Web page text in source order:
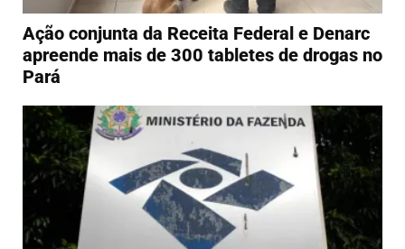
Ação conjunta da Receita Federal e Denarc
apreende mais de 300 tabletes de drogas no
Pará